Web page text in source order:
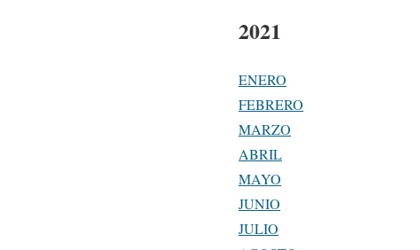
2021
ENERO
FEBRERO
MARZO
ABRIL
MAYO
JUNIO
JULIO